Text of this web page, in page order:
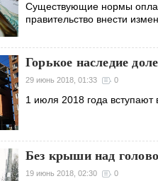
Существующие нормы
правительство внести
Горькое наследие
29 июнь 2018, 01:33 0
1 июля 2018 года вступают
Без крыши над
19 июнь 2018, 02:30 0